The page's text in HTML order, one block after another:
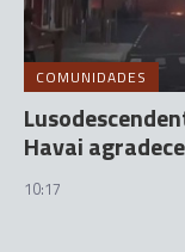
COMUNIDADES
Havai
10:17